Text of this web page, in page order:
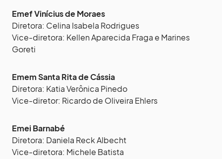
Emef Vinícius de Moraes
Diretora: Celina Isabela Rodrigues
Vice-diretora: Kellen Aparecida Fraga e Marines
Goreti
Emem Santa Rita de Cássia
Diretora: Katia Verônica Pinedo
Vice-diretor: Ricardo de Oliveira Ehlers
Emei Barnabé
Diretora: Daniela Reck Albecht
Vice-diretora: Michele Batista